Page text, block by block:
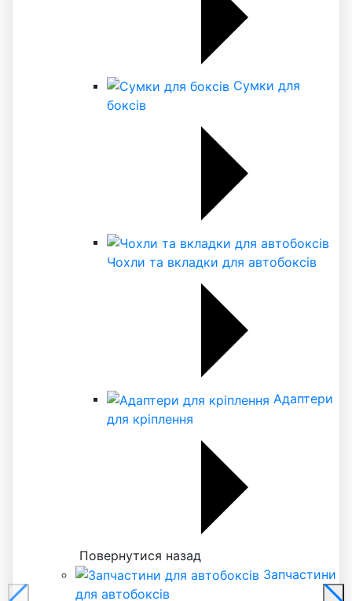
Сумки для
боксів
Чохли та вкладки для автобоксів
Адаптери
для кріплення
Повернутися назад
Запчастини
для автобоксів